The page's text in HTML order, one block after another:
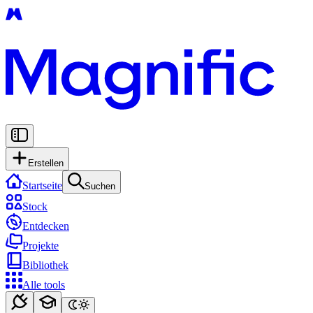
Erstellen
Startseite Suchen
Stock
Entdecken
Projekte
Bibliothek
Alle tools